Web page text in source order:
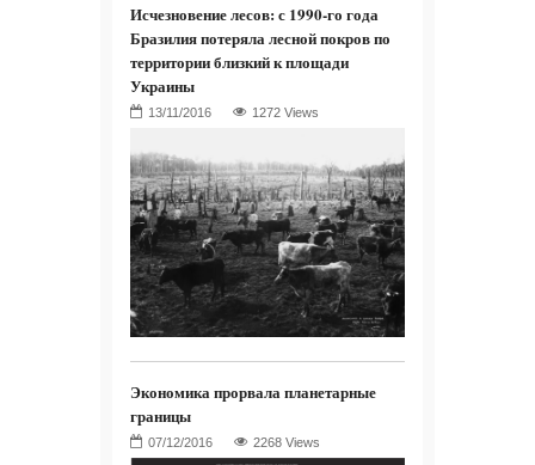
Исчезновение лесов: с 1990-го года
Бразилия потеряла лесной покров по
территории близкий к площади
Украины
1272 Views
Экономика прорвала планетарные
границы
2268 Views